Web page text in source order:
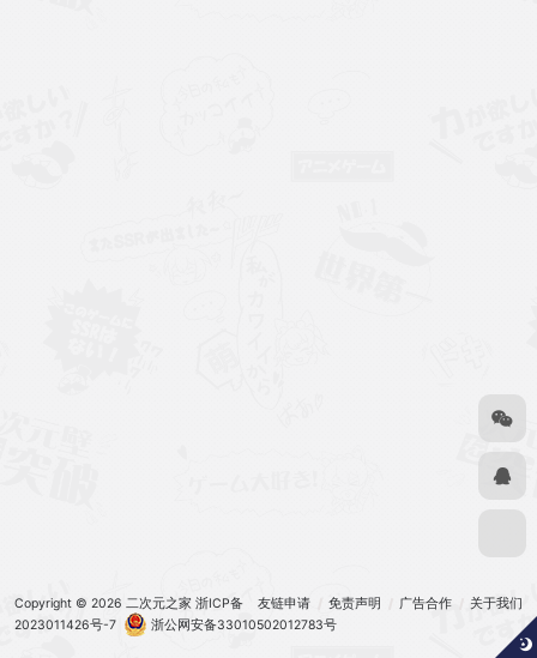
友链申请 免责声明 广告合作 关于我们
Copyright © 2026 二次元之家 浙ICP备
2023011426号-7
浙公网安备33010502012783号